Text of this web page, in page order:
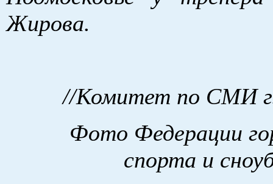
Жирова.
//Комитет по СМИ г.
Фото Федерации
спорта и